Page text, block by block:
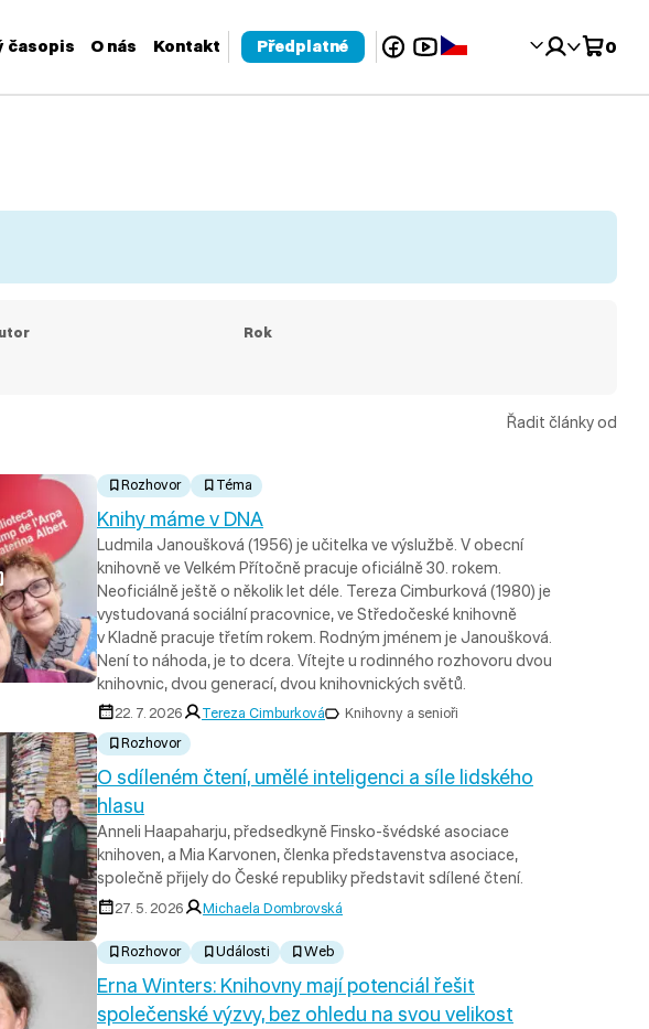
časopis O nás Kontakt Předplatné Facebook
YouTube 0
Rok
Řadit články od
Rozhovor Téma
Knihy máme v DNA
Ludmila Janoušková (1956) je učitelka ve výslužbě. V obecní
knihovně ve Velkém Přítočně pracuje oficiálně 30. rokem.
Neoficiálně ještě o několik let déle. Tereza Cimburková (1980) je
vystudovaná sociální pracovnice, ve Středočeské knihovně
v Kladně pracuje třetím rokem. Rodným jménem je Janoušková.
Není to náhoda, je to dcera. Vítejte u rodinného rozhovoru dvou
knihovnic, dvou generací, dvou knihovnických světů.
22. 7. 2026 Tereza Cimburková
Knihovny a senioři
Rozhovor
O sdíleném čtení, umělé inteligenci a síle lidského
hlasu
Anneli Haapaharju, předsedkyně Finsko-švédské asociace
knihoven, a Mia Karvonen, členka představenstva asociace,
společně přijely do České republiky představit sdílené čtení.
27. 5. 2026 Michaela Dombrovská
Rozhovor Události Web
Erna Winters: Knihovny mají potenciál řešit
společenské výzvy, bez ohledu na svou velikost